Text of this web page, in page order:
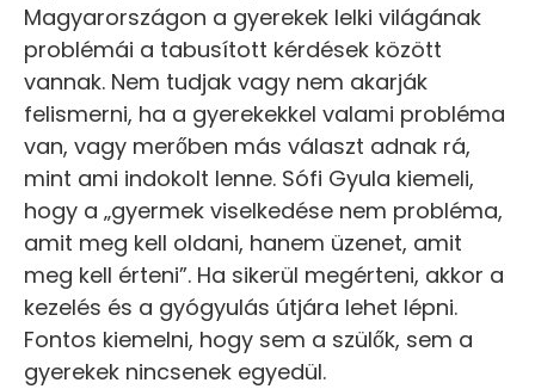
Magyarországon a gyerekek lelki világának
problémái a tabusított kérdések között
vannak. Nem tudjak vagy nem akarják
felismerni, ha a gyerekekkel valami probléma
van, vagy merőben más választ adnak rá,
mint ami indokolt lenne. Sófi Gyula kiemeli,
hogy a „gyermek viselkedése nem probléma,
amit meg kell oldani, hanem üzenet, amit
meg kell érteni”. Ha sikerül megérteni, akkor a
kezelés és a gyógyulás útjára lehet lépni.
Fontos kiemelni, hogy sem a szülők, sem a
gyerekek nincsenek egyedül.